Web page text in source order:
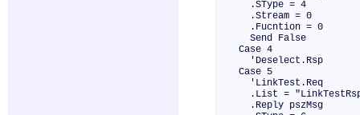
.SType = 4
.Stream = 0
.Fucntion = 0
Send False
Case 4
'Deselect.Rsp
Case 5
'LinkTest.Req
.List =
.Reply pszMsg